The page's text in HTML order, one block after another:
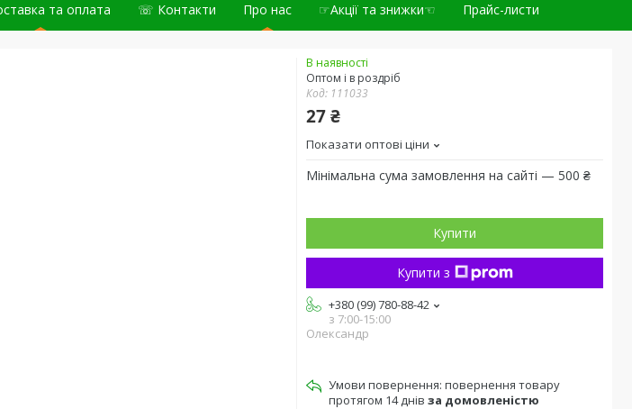
та оплата ☏ Контакти Про нас ☞Акції та знижки☜ Прайс-листи
В наявності
Оптом і в роздріб
Код: 111033
27 ₴
Показати оптові ціни
Мінімальна сума замовлення на сайті — 500 ₴
Купити
Купити з
+380 (99) 780-88-42
з 7:00-15:00
Олександр
повернення товару
протягом 14 днів за домовленістю